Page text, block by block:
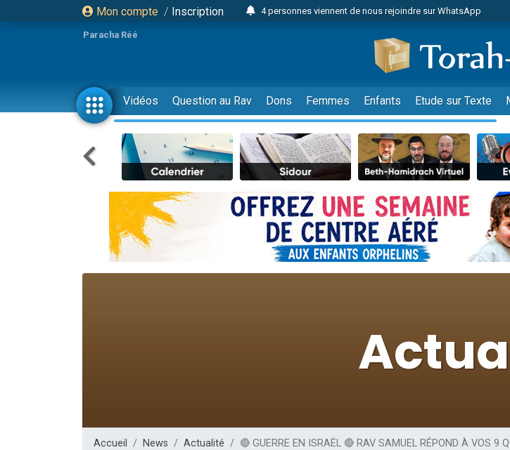
Mon compte / Inscription
4 personnes viennent de nous rejoindre sur WhatsApp
Odaya vient de donner son Maasser
3 personnes viennent de faire un don pour 5 jours de
3 personnes viennent de faire un don pour Diane, 80
13 personnes viennent de demander une bénédiction
2 personnes viennent de nous rejoindre sur WhatsApp
30 personnes viennent de faire un don pour Sauvez la
Il reste 49 places pour étudier en groupe sur Zoom
12 nouvelles musiques dans Torah-Box Music
3 personnes viennent de nous rejoindre sur WhatsApp
2 personnes viennent de nous rejoindre sur WhatsApp
3 personnes viennent de nous rejoindre sur WhatsApp
Nouvelle émission radio : Visions de grandeur n°104 : Le
61 personnes viennent de demander une bénédiction
Ariel vient de donner son Maasser
Paracha Réé
Vidéos Question au Rav Dons Femmes Enfants Etude sur Texte
Accueil News Actualité 🔴 GUERRE EN ISRAËL 🔴 RAV SAMUEL RÉPOND À VOS 9